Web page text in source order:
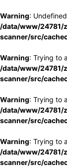
Warning:
/data/www/
scanner/src/
Warning: Trying to
/data/www/
scanner/src/
Warning: Trying to
/data/www/
scanner/src/
Warning: Trying to
/data/www/
scanner/src/